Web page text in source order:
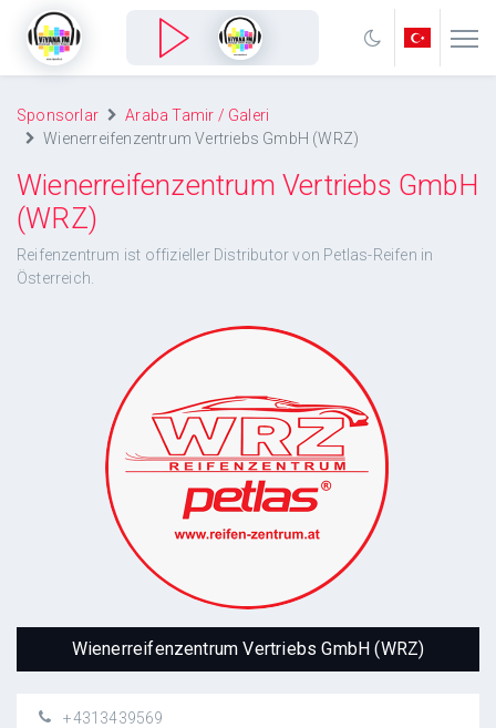
Sponsorlar
Araba Tamir / Galeri
Wienerreifenzentrum Vertriebs GmbH (WRZ)
Wienerreifenzentrum Vertriebs GmbH
(WRZ)
Reifenzentrum ist offizieller Distributor von Petlas-Reifen in
Österreich.
Wienerreifenzentrum Vertriebs GmbH (WRZ)
Wienerreifenzentrum Vertriebs GmbH (WRZ)
+4313439569